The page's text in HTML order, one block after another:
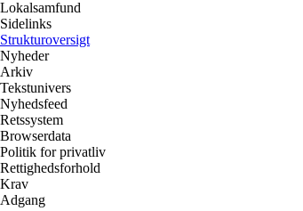
Lokalsamfund
Sidelinks
Strukturoversigt
Nyheder
Arkiv
Tekstunivers
Nyhedsfeed
Retssystem
Browserdata
Politik for privatliv
Rettighedsforhold
Krav
Adgang